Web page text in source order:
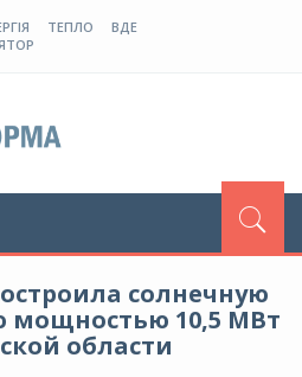
ТЕПЛО
ВДЕ
солнечную
мощностью 10,5 МВт
области